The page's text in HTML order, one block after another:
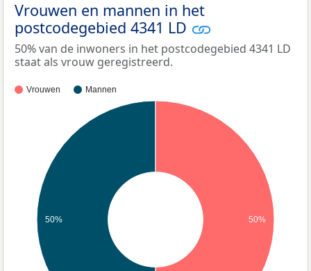
Vrouwen en mannen in het
postcodegebied 4341 LD
50% van de inwoners in het postcodegebied 4341 LD
staat als vrouw geregistreerd.
Vrouwen Mannen
50% 50%